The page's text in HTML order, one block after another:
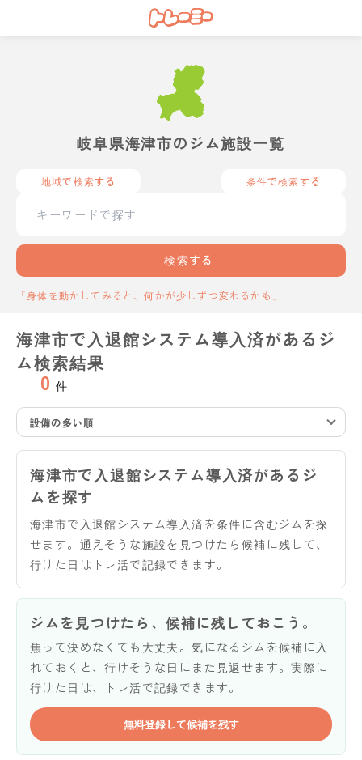
岐阜県海津市のジム施設一覧
地域で検索する 条件で検索する
検索する
「身体を動かしてみると、何かが少しずつ変わるかも」
海津市で入退館システム導入済があるジ
ム検索結果
0 件
設備の多い順
海津市で入退館システム導入済があるジ
ムを探す
海津市で入退館システム導入済を条件に含むジムを探
せます。通えそうな施設を見つけたら候補に残して、
行けた日はトレ活で記録できます。
ジムを見つけたら、候補に残しておこう。
焦って決めなくても大丈夫。気になるジムを候補に入
れておくと、行けそうな日にまた見返せます。実際に
行けた日は、トレ活で記録できます。
無料登録して候補を残す